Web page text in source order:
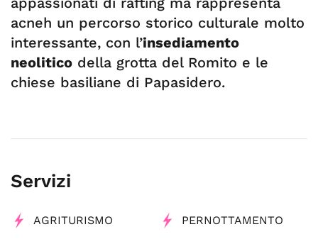
acneh un percorso storico culturale molto
interessante, con l’insediamento
neolitico della grotta del Romito e le
chiese basiliane di Papasidero.
Servizi
AGRITURISMO PERNOTTAMENTO